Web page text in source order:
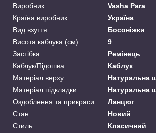
Виробник
Vasha Para
Країна виробник
Україна
Вид взуття
Босоніжки
Висота каблука (см)
9
Застібка
Ремінець
Каблук/Підошва
Каблук
Матеріал верху
Натуральна
Матеріал підкладки
Натуральна
Оздоблення та прикраси
Ланцюг
Стан
Новий
Стиль
Класичний